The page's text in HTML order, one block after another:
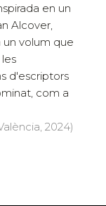
en un
Alcover,
volum que
d'escriptors
com a
2024)